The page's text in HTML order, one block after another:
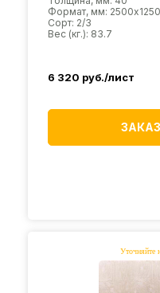
Формат, мм: 2500х1250
Сорт: 2/3
Вес (кг.): 83.7
6 320 руб./лист